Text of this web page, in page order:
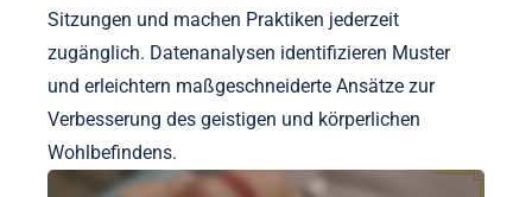
Sitzungen und machen Praktiken jederzeit
zugänglich. Datenanalysen identifizieren Muster
und erleichtern maßgeschneiderte Ansätze zur
Verbesserung des geistigen und körperlichen
Wohlbefindens.